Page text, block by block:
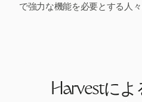
で強力な機能を必要とする人
Harvestによ